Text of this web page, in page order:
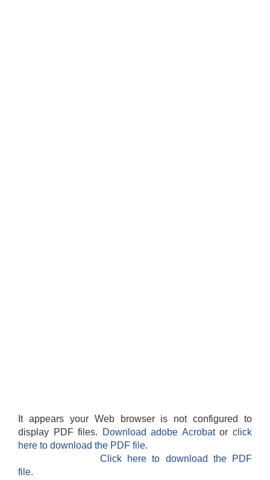
It appears your Web browser is not configured to
display PDF files.
Download adobe Acrobatorclick
here to download the PDF file.
Click here to download the PDF
file.